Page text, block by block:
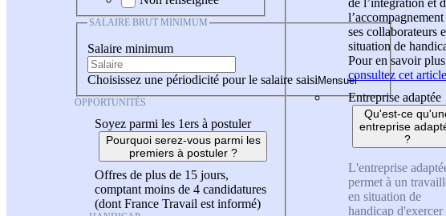
SALAIRE BRUT MINIMUM
Salaire minimum
Choisissez une périodicité pour le salaire saisi
OPPORTUNITÉS
Soyez parmi les 1ers à postuler
Pourquoi serez-vous parmi les
premiers à postuler ?
Offres de plus de 15 jours,
comptant moins de 4 candidatures
(dont France Travail est informé)
l’accompagnement
ses collaborateurs
situation de
Pour en savoir
consultez cet article
Entreprise adaptée
Qu'est-ce
entreprise
?
L'entreprise
permet à un
en situation de
handicap d'exercer